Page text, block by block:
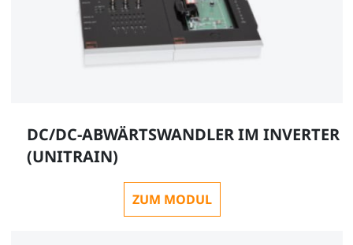
DC/DC-ABWÄRTSWANDLER IM INVERTER
(UNITRAIN)
ZUM MODUL